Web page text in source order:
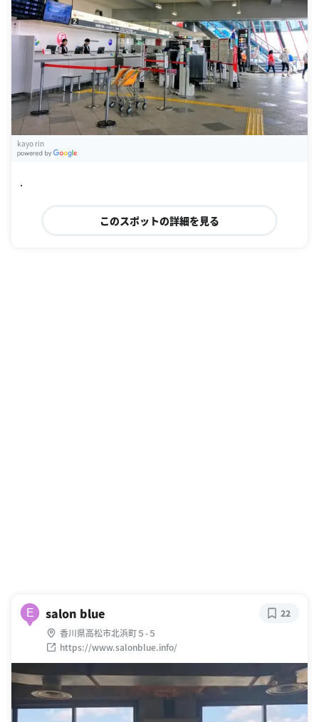
kayo rin
.
このスポットの詳細を見る
E salon blue
香川県高松市北浜町５-５
https://www.salonblue.info/
22